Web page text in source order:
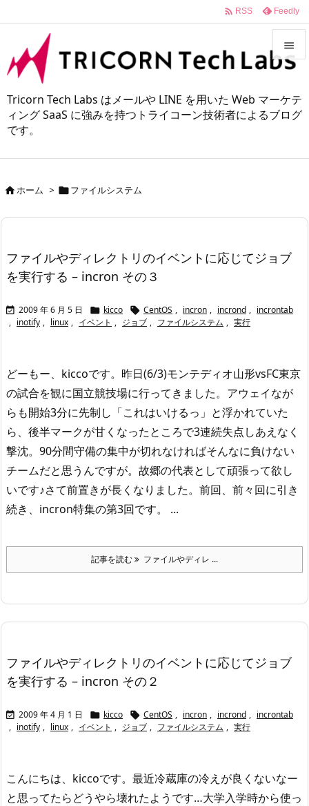
Tricorn Tech Labs はメールや LINE を用いた Web マーケテ
ィング SaaS に強みを持つトライコーン技術者によるブログ
です。



 RSS Feedly
ホーム > ファイルシステム
ファイルやディレクトリのイベントに応じてジョブ
を実行する – incron その３
 2009 年 6 月 5 日  kicco  CentOS , incron , incrond , incrontab
, inotify , linux , イベント , ジョブ , ファイルシステム , 実行
どーもー、kiccoです。 昨日(6/3)モンテディオ山形vsFC東京
の試合を観に国立競技場に行ってきました。 アウェイなが
らも開始3分に先制し「これはいけるっ」と浮かれていた
ら、 後半マークが甘くなったところで3連続失点しあえなく
撃沈。 90分間守備の集中が切れなければそんなに負けない
チームだと思うんですが。 故郷の代表として頑張って欲し
いです♪さて前置きが長くなりました。 前回、前々回に引き
続き、incron特集の第3回です。 ...
記事を読む ファイルやディレ ...
ファイルやディレクトリのイベントに応じてジョブ
を実行する – incron その２
 2009 年 4 月 1 日  kicco  CentOS , incron , incrond , incrontab
, inotify , linux , イベント , ジョブ , ファイルシステム , 実行
こんにちは、kiccoです。 最近冷蔵庫の冷えが良くないなー
と思ってたらどうやら壊れたようです…大学入学時から使っ